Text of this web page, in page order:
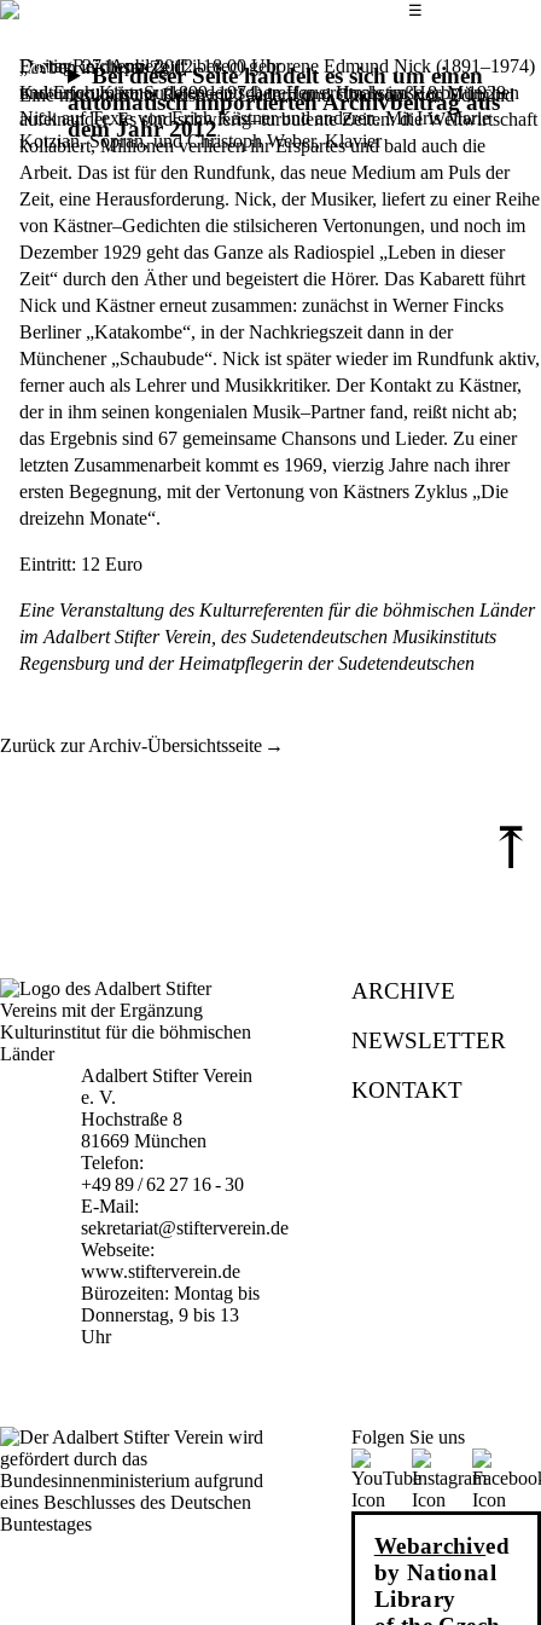
Das
☰
Bei dieser Seite handelt es sich um einen
automatisch importierten Archivbeitrag aus
dem Jahr 2012
„Leben in dieser Zeit“
Eine musikalische Reise mit Liedern und Chansons von Edmund
Nick auf Texte von Erich Kästner und anderen. Mit Iris Marie
Kotzian, Sopran, und Christoph Weber, Klavier
Der in Reichenberg (Liberec) geborene Edmund Nick (1891–1974)
undErich Kästner(1899–1974) treffen erstmals im Herbst 1929
aufeinander. Es sind schwierig–turbulente Zeiten: die Weltwirtschaft
kollabiert, Millionen verlieren ihr Erspartes und bald auch die
Arbeit. Das ist für den Rundfunk, das neue Medium am Puls der
Zeit, eine Herausforderung. Nick, der Musiker, liefert zu einer Reihe
von Kästner–Gedichten die stilsicheren Vertonungen, und noch im
Dezember 1929 geht das Ganze als Radiospiel „Leben in dieser
Zeit“ durch den Äther und begeistert die Hörer. Das Kabarett führt
Nick und Kästner erneut zusammen: zunächst in Werner Fincks
Berliner „Katakombe“, in der Nachkriegszeit dann in der
Münchener „Schaubude“. Nick ist später wieder im Rundfunk aktiv,
ferner auch als Lehrer und Musikkritiker. Der Kontakt zu Kästner,
der in ihm seinen kongenialen Musik–Partner fand, reißt nicht ab;
das Ergebnis sind 67 gemeinsame Chansons und Lieder. Zu einer
letzten Zusammenarbeit kommt es 1969, vierzig Jahre nach ihrer
ersten Begegnung, mit der Vertonung von Kästners Zyklus „Die
dreizehn Monate“.
Eintritt: 12 Euro
Eine Veranstaltung des Kulturreferenten für die böhmischen Länder
im Adalbert Stifter Verein, des Sudetendeutschen Musikinstituts
Regensburg und der Heimatpflegerin der Sudetendeutschen
Freitag, 27. April 2012,18.00 Uhr
Kulturforum im Sudetendeutschen Haus, Hochstraße 8, München
Zurück zur Archiv-Übersichtsseite
⤒
Adalbert Stifter Verein
e. V.
Hochstraße 8
81669 München
Telefon:
+49 89 / 62 27 16 - 30
E-Mail:
sekretariat@stifterverein.de
Webseite:
www.stifterverein.de
Bürozeiten: Montag bis
Donnerstag, 9 bis 13
Uhr
ARCHIVE
NEWSLETTER
KONTAKT
Folgen Sie uns
Webarchived
by National
Library